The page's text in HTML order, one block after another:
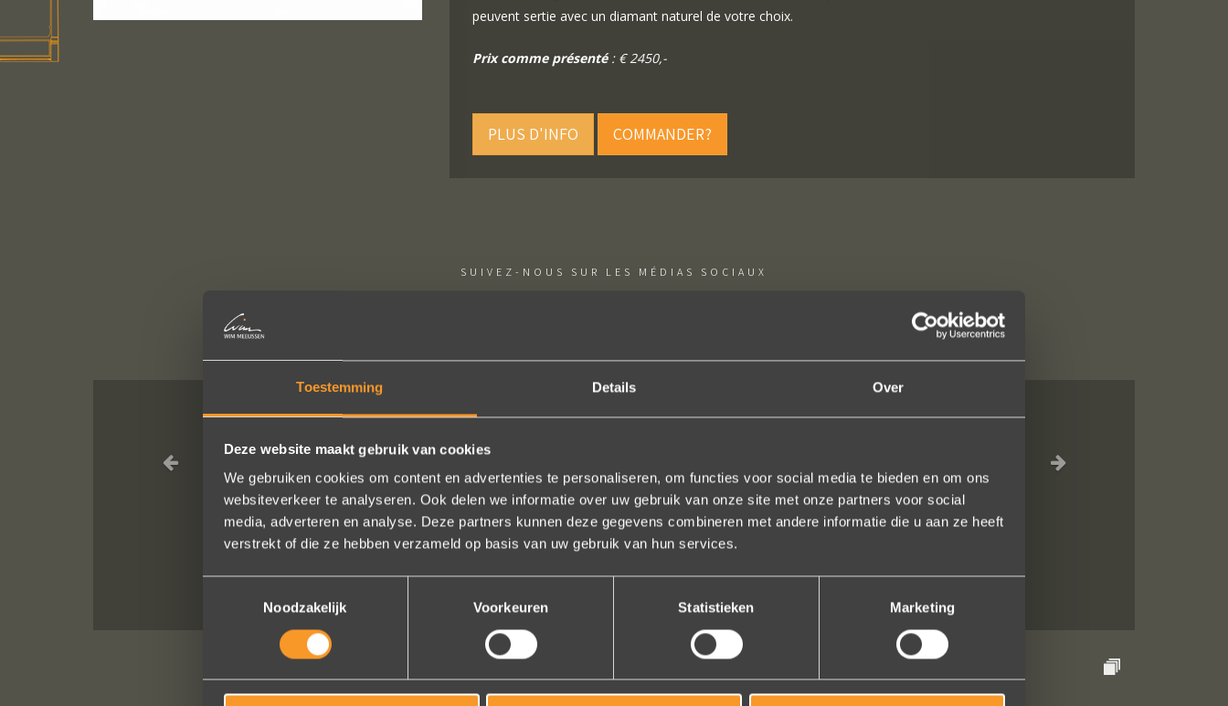
Toestemming Details Over
Deze website maakt gebruik van cookies
We gebruiken cookies om content en advertenties te personaliseren, om functies voor social media te bieden en om ons
websiteverkeer te analyseren. Ook delen we informatie over uw gebruik van onze site met onze partners voor social
media, adverteren en analyse. Deze partners kunnen deze gegevens combineren met andere informatie die u aan ze heeft
verstrekt of die ze hebben verzameld op basis van uw gebruik van hun services.
Noodzakelijk
Voorkeuren Statistieken Marketing
peuvent sertie avec un diamant naturel de votre choix.
Prix comme présenté: € 2450,-
PLUS D'INFO COMMANDER?
SUIVEZ-NOUS SUR LES MÉDIAS SOCIAUX
ontdekten. Ze zijn gewoonweg perfect voor ons. We hebben ongeveer een jaar lang online naar
ringen gekeken, we zijn naar veel winkels geweest en niets voelde helemaal goed. Jouw ontwerpen
zijn uniek, goed gemaakt en haalbaar.
Jak Wonderly